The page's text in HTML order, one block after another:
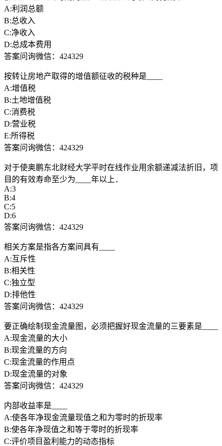
A:利润总额
B:总收入
C:净收入
D:总成本费用
答案问询微信：424329
按转让房地产取得的增值额征收的税种是____
A:增值税
B:土地增值税
C:消费税
D:营业税
E:所得税
答案问询微信：424329
对于使奥鹏东北财经大学平时在线作业用余额递减法折旧，项
目的有效寿命至少为____年以上．
A:3
B:4
C:5
D:6
答案问询微信：424329
相关方案是指各方案间具有____
A:互斥性
B:相关性
C:独立型
D:排他性
答案问询微信：424329
要正确绘制现金流量图，必须把握好现金流量的三要素是____
A:现金流量的大小
B:现金流量的方向
C:现金流量的作用点
D:现金流量的对象
答案问询微信：424329
内部收益率是____
A:使各年净现金流量现值之和为零时的折现率
B:使各年净现值之和等于零时的折现率
C:评价项目盈利能力的动态指标